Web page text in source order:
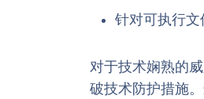
针对可执行文
对于技术娴熟的
破技术防护措施